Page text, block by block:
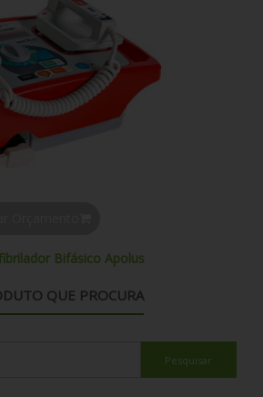
Bifásico Apolus
QUE PROCURA